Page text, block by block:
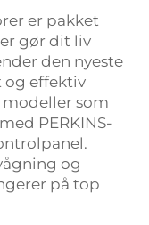
er pakket
gør dit liv
den nyeste
og effektiv
som
PERKINS-
og
på top